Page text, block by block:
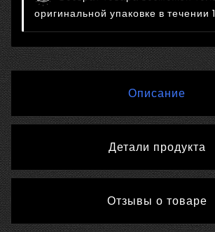
оригинальной упаковке в течении
Описание
Детали продукта
Отзывы о товаре